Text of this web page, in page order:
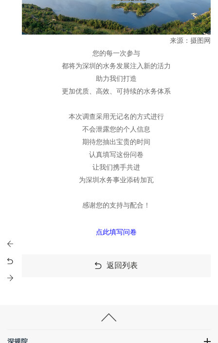
来源：摄图网
您的每一次参与
都将为深圳的水务发展注入新的活力
助力我们打造
更加优质、高效、可持续的水务体系
本次调查采用无记名的方式进行
不会泄露您的个人信息
期待您抽出宝贵的时间
认真填写这份问卷
让我们携手共进
为深圳水务事业添砖加瓦
感谢您的支持与配合！
点此填写问卷
返回列表